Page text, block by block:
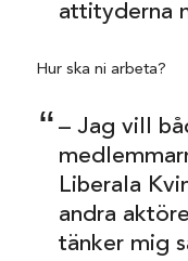
attityderna
Hur ska ni arbeta?
– Jag vill
Liberala
andra
tänker mig